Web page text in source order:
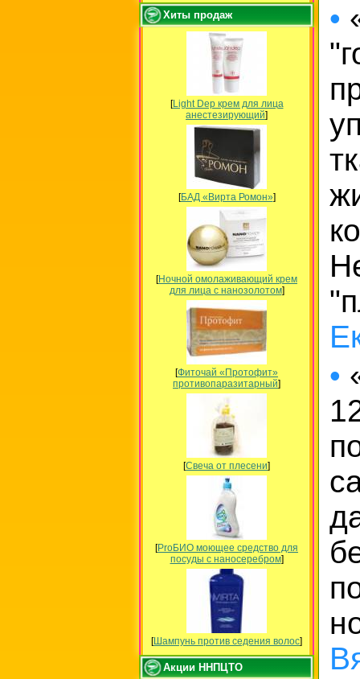
Хиты продаж
[Light Dep крем для лица
анестезирующий]
[БАД «Вирта Ромон»]
[Ночной омолаживающий крем
для лица с нанозолотом]
[Фиточай «Протофит»
противопаразитарный]
[Свеча от плесени]
[ProБИО моющее средство для
посуды c наносеребром]
[Шампунь против седения волос]
Акции ННПЦТО
•
•